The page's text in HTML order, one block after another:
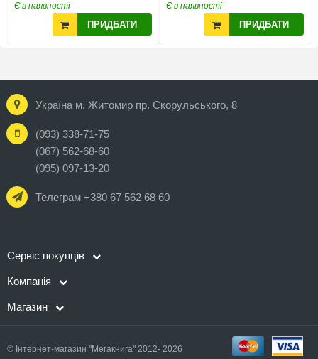
Є в наявності
ПРИДБАТИ
Є в наявності
ПРИДБАТИ
Україна м. Житомир пр. Скорульського, 8
(093) 338-71-75
(067) 562-68-60
(095) 097-13-20
Телеграм +380 67 562 68 60
Сервіс покупців
Компанія
Магазин
© Інтернет-магазин "Мегакнига" 2012- 2026